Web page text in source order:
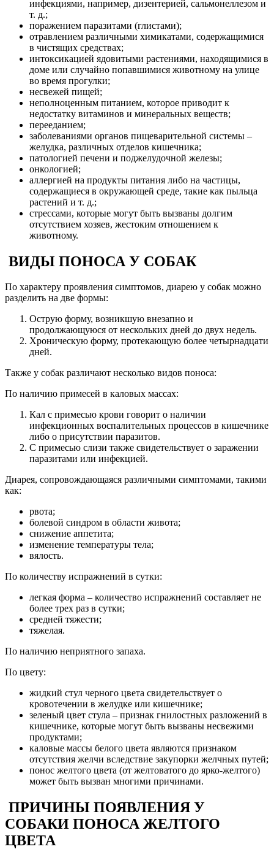
инфекциями, например, дизентерией, сальмонеллезом и
т. д.;
поражением паразитами (глистами);
отравлением различными химикатами, содержащимися
в чистящих средствах;
интоксикацией ядовитыми растениями, находящимися в
доме или случайно попавшимися животному на улице
во время прогулки;
несвежей пищей;
неполноценным питанием, которое приводит к
недостатку витаминов и минеральных веществ;
перееданием;
заболеваниями органов пищеварительной системы –
желудка, различных отделов кишечника;
патологией печени и поджелудочной железы;
онкологией;
аллергией на продукты питания либо на частицы,
содержащиеся в окружающей среде, такие как пыльца
растений и т. д.;
стрессами, которые могут быть вызваны долгим
отсутствием хозяев, жестоким отношением к
животному.
ВИДЫ ПОНОСА У СОБАК
По характеру проявления симптомов, диарею у собак можно
разделить на две формы:
Острую форму, возникшую внезапно и
продолжающуюся от нескольких дней до двух недель.
Хроническую форму, протекающую более четырнадцати
дней.
Также у собак различают несколько видов поноса:
По наличию примесей в каловых массах:
Кал с примесью крови говорит о наличии
инфекционных воспалительных процессов в кишечнике
либо о присутствии паразитов.
С примесью слизи также свидетельствует о заражении
паразитами или инфекцией.
Диарея, сопровождающаяся различными симптомами, такими
как:
рвота;
болевой синдром в области живота;
снижение аппетита;
изменение температуры тела;
вялость.
По количеству испражнений в сутки:
легкая форма – количество испражнений составляет не
более трех раз в сутки;
средней тяжести;
тяжелая.
По наличию неприятного запаха.
По цвету:
жидкий стул черного цвета свидетельствует о
кровотечении в желудке или кишечнике;
зеленый цвет стула – признак гнилостных разложений в
кишечнике, которые могут быть вызваны несвежими
продуктами;
каловые массы белого цвета являются признаком
отсутствия желчи вследствие закупорки желчных путей;
понос желтого цвета (от желтоватого до ярко-желтого)
может быть вызван многими причинами.
ПРИЧИНЫ ПОЯВЛЕНИЯ У
СОБАКИ ПОНОСА ЖЕЛТОГО
ЦВЕТА